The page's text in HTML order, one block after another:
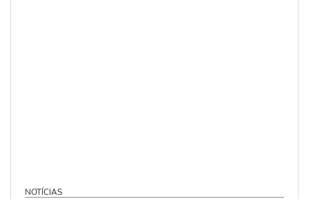
NOTÍCIAS